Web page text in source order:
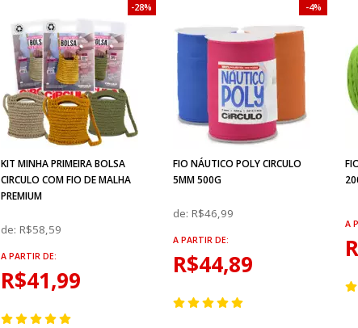
KIT MINHA PRIMEIRA BOLSA
CIRCULO COM FIO DE MALHA
PREMIUM
de:R$58,59
A PARTIR DE:
R$41,99
28%
FIO NÁUTICO POLY CIRCULO
5MM 500G
de: R$46,99
A PARTIR DE:
R$44,89
4%
A